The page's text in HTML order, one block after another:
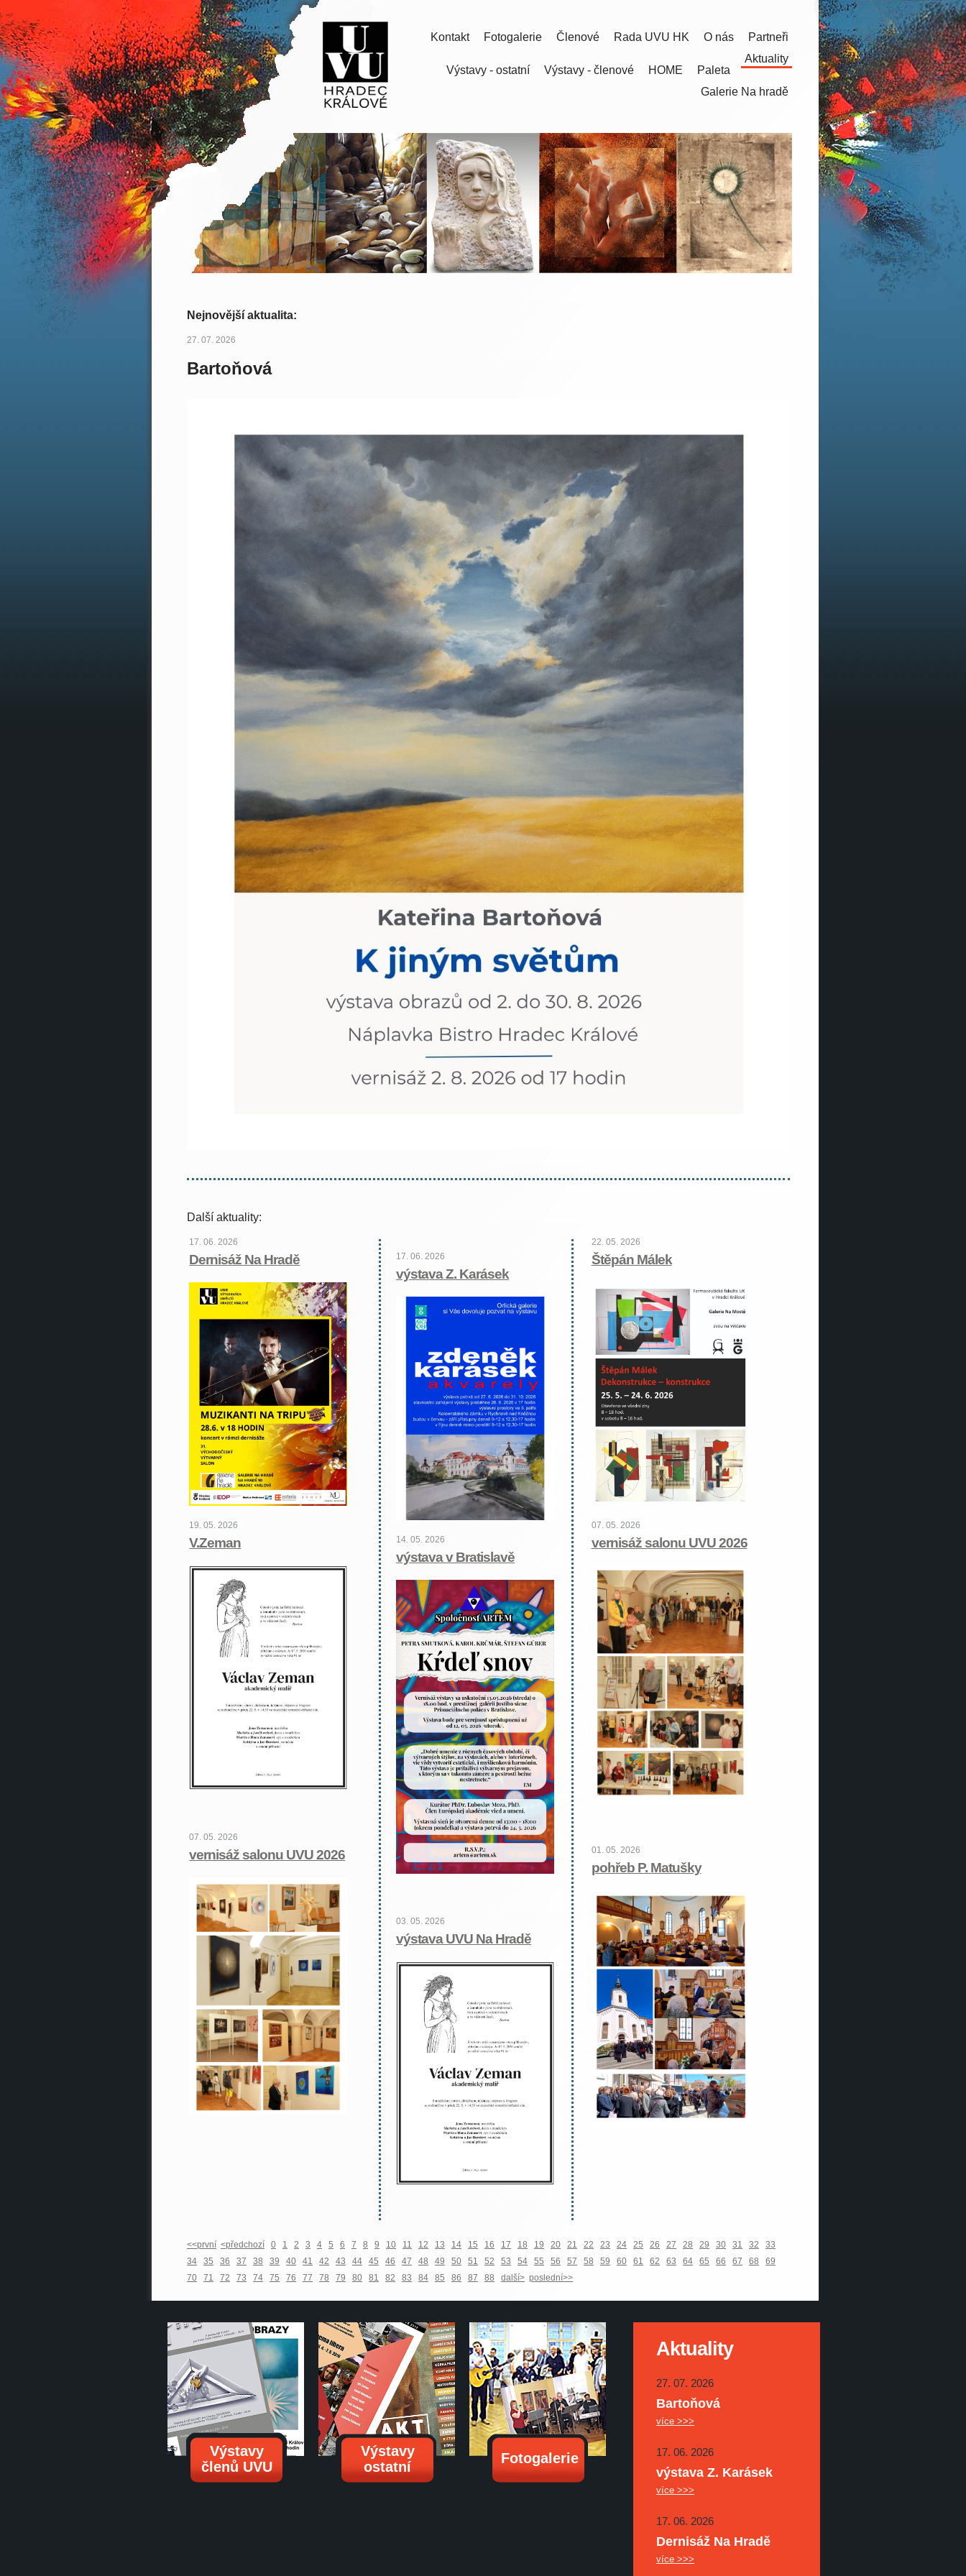
Partneři
O nás
Rada UVU HK
Členové
Fotogalerie
Kontakt
Aktuality
Paleta
HOME
Výstavy - členové
Výstavy - ostatní
Galerie Na hradě
Nejnovější aktualita:
27. 07. 2026
Bartoňová
Další aktuality:
17. 06. 2026
Dernisáž Na Hradě
19. 05. 2026
V.Zeman
07. 05. 2026
vernisáž salonu UVU 2026
22. 05. 2026
Štěpán Málek
07. 05. 2026
vernisáž salonu UVU 2026
01. 05. 2026
pohřeb P. Matušky
17. 06. 2026
výstava Z. Karásek
14. 05. 2026
výstava v Bratislavě
03. 05. 2026
výstava UVU Na Hradě
<<první <předchozí 0 1 2 3 4 5 6 7 8 9 10 11 12 13 14 15 16 17 18 19 20 21 22 23 24 25 26 27 28 29 30 31 32
33
34
35 36 37 38 39 40 41 42 43 44 45 46 47 48 49 50 51 52 53 54 55 56 57 58 59 60 61 62 63 64 65 66 67 68
69
70
71 72 73 74 75 76 77 78 79 80 81 82 83 84 85 86 87 88 další> poslední>>
Výstavy
členů UVU
Výstavy
ostatní
Fotogalerie
Aktuality
27. 07. 2026
Bartoňová
více >>>
17. 06. 2026
výstava Z. Karásek
více >>>
17. 06. 2026
Dernisáž Na Hradě
více >>>